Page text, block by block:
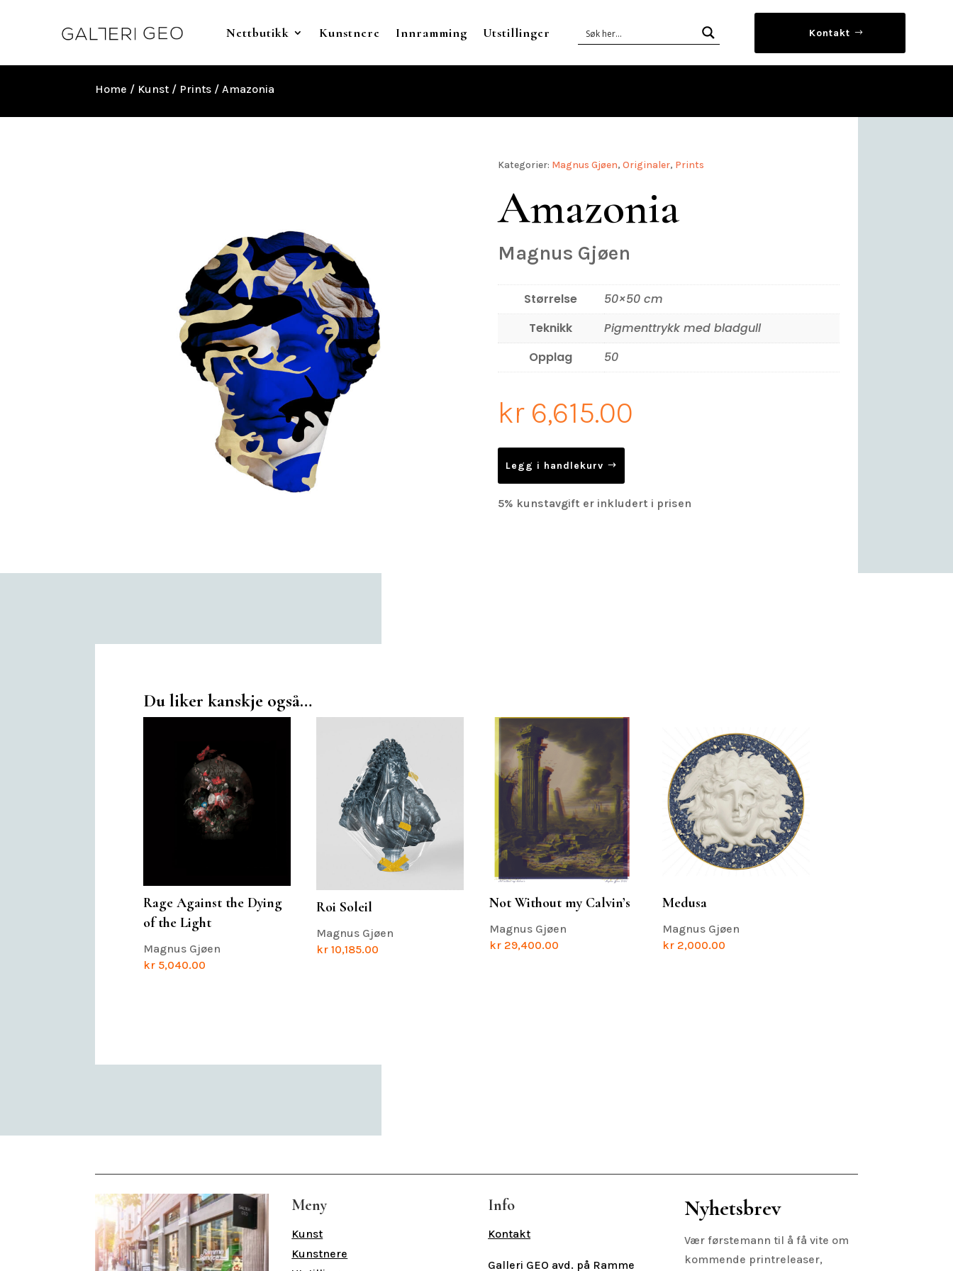
Nettbutikk Kunstnere Innramming Utstillinger Kontakt
Home / Kunst / Prints / Amazonia
Kategorier: Magnus Gjøen, Originaler, Prints
Amazonia
Magnus Gjøen
Størrelse
50×50 cm
Teknikk
Pigmenttrykk med bladgull
Opplag
50
kr6,615.00
Legg i handlekurv
5% kunstavgift er inkludert i prisen
Du liker kanskje også…
Rage Against the Dying
of the Light
Magnus Gjøen
kr5,040.00
Roi Soleil
Magnus Gjøen
kr10,185.00
Not Without my Calvin’s
Magnus Gjøen
kr29,400.00
Medusa
Magnus Gjøen
kr2,000.00
Meny
Kunst
Kunstnere
Info
Kontakt
Galleri GEO avd. på Ramme
Nyhetsbrev
Vær førstemann til å få vite om
kommende printreleaser,